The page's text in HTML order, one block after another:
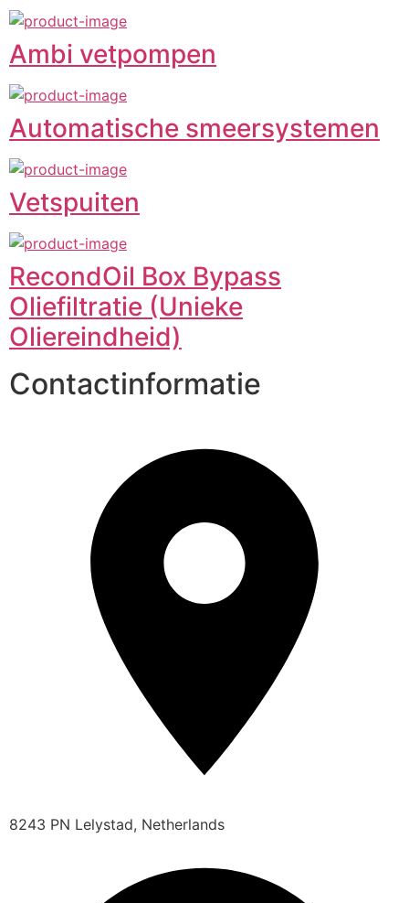
Ambi vetpompen
Automatische smeersystemen
Vetspuiten
RecondOil Box Bypass
Oliefiltratie (Unieke
Oliereindheid)
Contactinformatie
8243 PN Lelystad, Netherlands